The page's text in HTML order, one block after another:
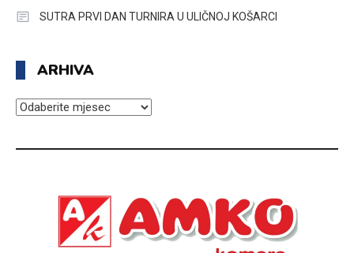
SUTRA PRVI DAN TURNIRA U ULIČNOJ KOŠARCI
ARHIVA
ARHIVA